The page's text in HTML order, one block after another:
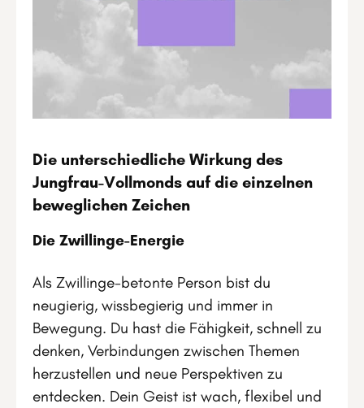
Die unterschiedliche Wirkung des
Jungfrau-Vollmonds auf die einzelnen
beweglichen Zeichen
Die Zwillinge-Energie
Als Zwillinge-betonte Person bist du
neugierig, wissbegierig und immer in
Bewegung. Du hast die Fähigkeit, schnell zu
denken, Verbindungen zwischen Themen
herzustellen und neue Perspektiven zu
entdecken. Dein Geist ist wach, flexibel und